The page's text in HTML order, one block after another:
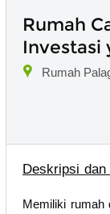
Rumah
Investasi
Rumah
Deskripsi
Memiliki rumah